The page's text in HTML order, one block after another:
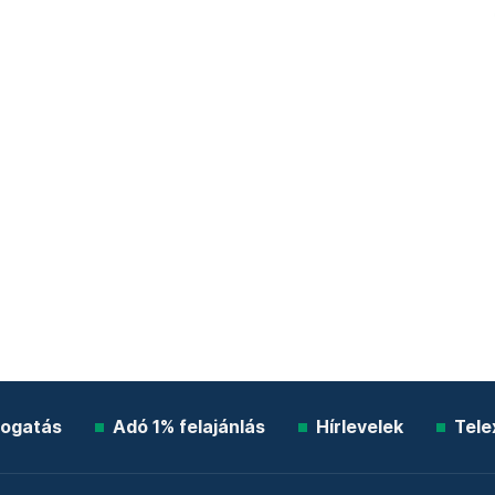
Adó 1% felajánlás Hírlevelek